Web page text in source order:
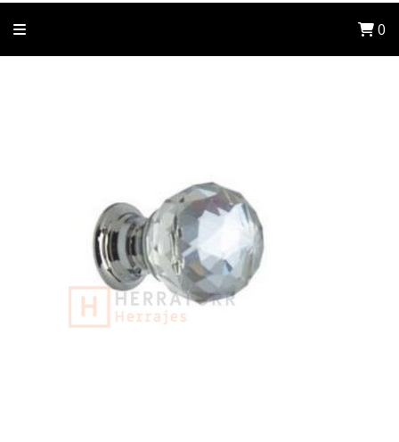
0